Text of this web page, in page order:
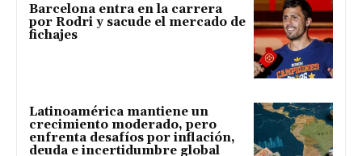
Barcelona entra en la carrera
por Rodri y sacude el mercado de
fichajes
Latinoamérica mantiene un
crecimiento moderado, pero
enfrenta desafíos por inflación,
deuda e incertidumbre global